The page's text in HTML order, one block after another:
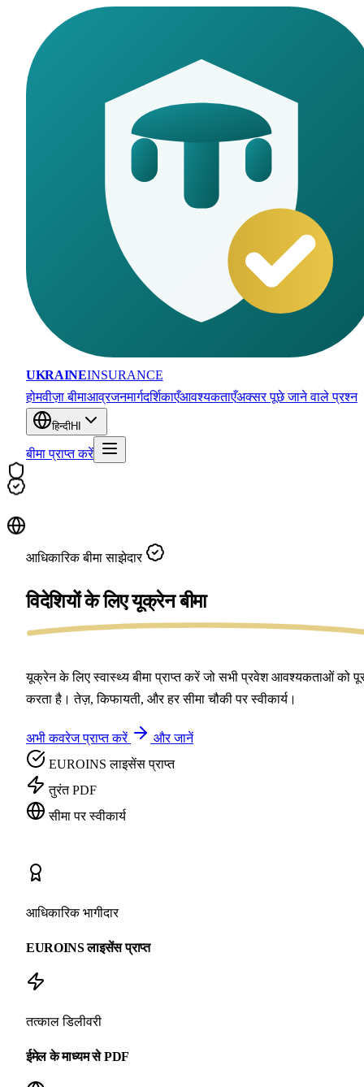
UKRAINEINSURANCE
होमवीज़ा बीमाआव्रजनमार्गदर्शिकाएँआवश्यकताएँअक्सर पूछे जाने वाले प्रश्न
हिन्दीHI
बीमा प्राप्त करें
आधिकारिक बीमा साझेदार
विदेशियों के लिएयूक्रेन बीमा
यूक्रेन के लिए स्वास्थ्य बीमा प्राप्त करें जो सभी प्रवेश आवश्यकताओं को
करता है। तेज़, किफायती, और हर सीमा चौकी पर स्वीकार्य।
अभी कवरेज प्राप्त करें
और जानें
EUROINS लाइसेंस प्राप्त
तुरंत PDF
सीमा पर स्वीकार्य
आधिकारिक भागीदार
EUROINS लाइसेंस प्राप्त
तत्काल डिलीवरी
ईमेल के माध्यम से PDF